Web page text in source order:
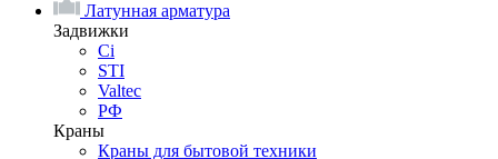
Латунная арматура
Задвижки
Ci
STI
Valtec
РФ
Краны
Краны для бытовой техники